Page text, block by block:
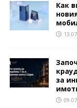
Как
за